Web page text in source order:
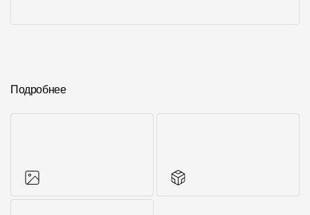
Подробнее